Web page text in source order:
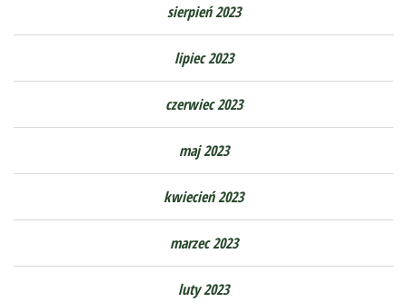
sierpień 2023
lipiec 2023
czerwiec 2023
maj 2023
kwiecień 2023
marzec 2023
luty 2023